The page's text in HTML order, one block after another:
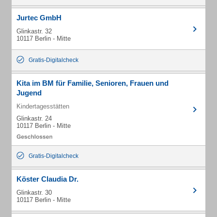
Jurtec GmbH
Glinkastr. 32
10117 Berlin - Mitte
Gratis-Digitalcheck
Kita im BM für Familie, Senioren, Frauen und
Jugend
Kindertagesstätten
Glinkastr. 24
10117 Berlin - Mitte
Gratis-Digitalcheck
Köster Claudia Dr.
Glinkastr. 30
10117 Berlin - Mitte